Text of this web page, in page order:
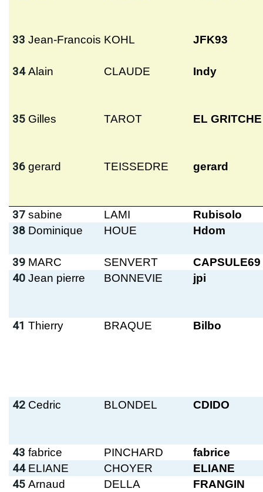
33 Jean-Francois KOHL JFK93
34 Alain CLAUDE Indy
35 Gilles TAROT EL GRITCHE
36 gerard TEISSEDRE gerard
37 sabine LAMI Rubisolo
38 Dominique HOUE Hdom
39 MARC SENVERT CAPSULE69
40 Jean pierre BONNEVIE jpi
41 Thierry BRAQUE Bilbo
42 Cedric BLONDEL CDIDO
43 fabrice PINCHARD fabrice
44 ELIANE CHOYER ELIANE
45 Arnaud
DELLA
FRANGIN